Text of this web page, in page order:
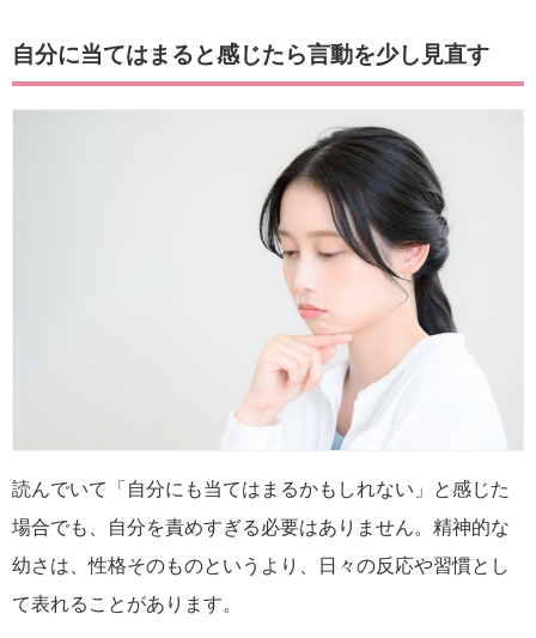
自分に当てはまると感じたら言動を少し見直す
読んでいて「自分にも当てはまるかもしれない」と感じた
場合でも、自分を責めすぎる必要はありません。精神的な
幼さは、性格そのものというより、日々の反応や習慣とし
て表れることがあります。